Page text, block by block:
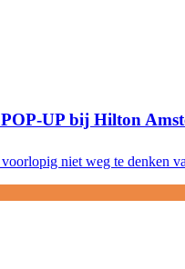
POP-UP bij Hilton
niet weg te denken